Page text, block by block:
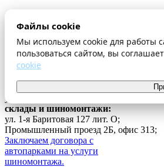
Файлы cookie
Мы используем cookie для работы
пользоваться сайтом, вы
cookie
Оплата и доставка
Шиномонтаж
Контакты
...
ул. Ферганская 16, офис 209;
склады и шиномонтажи:
ул. 1-я Баритовая 127 лит. О;
Промышленный проезд 2Б, офис 313;
Заключаем договора с
автопарками на услуги
шиномонтажа.